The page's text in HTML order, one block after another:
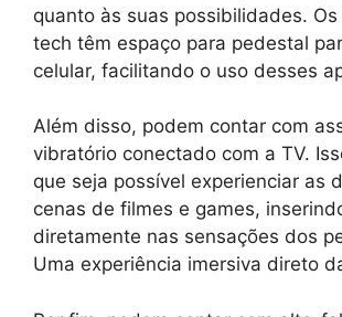
quanto às suas possibilidades.
tech têm espaço para pedestal
celular, facilitando o uso desses
Além disso, podem contar com
vibratório conectado com a TV.
que seja possível experienciar as
cenas de filmes e games,
diretamente nas sensações dos
Uma experiência imersiva direto